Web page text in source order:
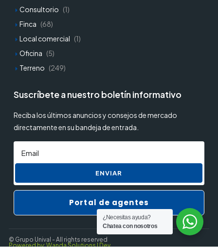
Consultorio (1)
Finca (68)
Local comercial (1)
Oficina (5)
Terreno (249)
Suscríbete a nuestro boletín informativo
Reciba los últimos anuncios y consejos de mercado
directamente en su bandeja de entrada.
ENVIAR
Portal de agentes
© Grupo Unival - All rights reserved
Powered by: Wanda Solutions | Dev.
¿Necesitas ayuda?
Chatea con nosotros